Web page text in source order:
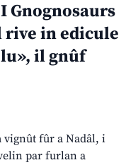
I Gnognosaurs
rive in edicule
il gnûf
vignût fûr a Nadâl, i
par furlan a